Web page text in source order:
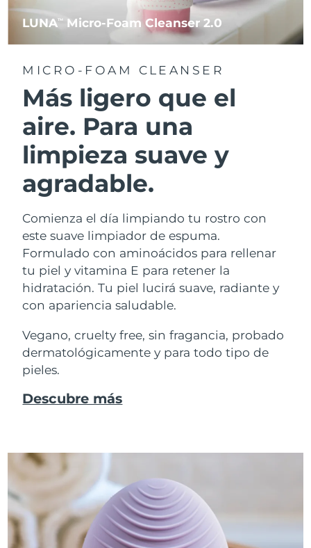
LUNATM Micro-Foam Cleanser 2.0
MICRO-FOAM CLEANSER
Más ligero que el
aire. Para una
limpieza suave y
agradable.
Comienza el día limpiando tu rostro con
este suave limpiador de espuma.
Formulado con aminoácidos para rellenar
tu piel y vitamina E para retener la
hidratación. Tu piel lucirá suave, radiante y
con apariencia saludable.
Vegano, cruelty free, sin fragancia, probado
dermatológicamente y para todo tipo de
pieles.
Descubre más